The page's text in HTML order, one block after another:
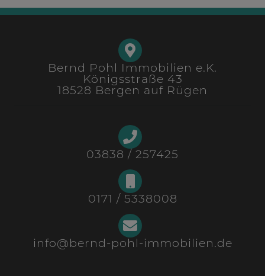
Bernd Pohl Immobilien e.K.
Königsstraße 43
18528 Bergen auf Rügen
03838 / 257425
0171 / 5338008
info@bernd-pohl-immobilien.de